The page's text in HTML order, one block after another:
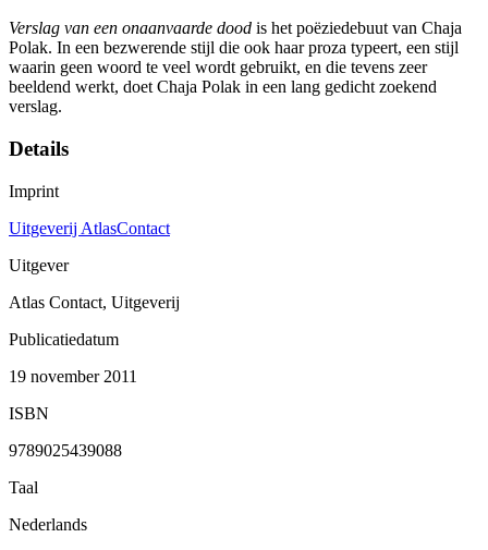
Verslag van een onaanvaarde dood is het poëziedebuut van Chaja
Polak. In een bezwerende stijl die ook haar proza typeert, een stijl
waarin geen woord te veel wordt gebruikt, en die tevens zeer
beeldend werkt, doet Chaja Polak in een lang gedicht zoekend
verslag.
Details
Imprint
Uitgeverij AtlasContact
Uitgever
Atlas Contact, Uitgeverij
Publicatiedatum
19 november 2011
ISBN
9789025439088
Taal
Nederlands